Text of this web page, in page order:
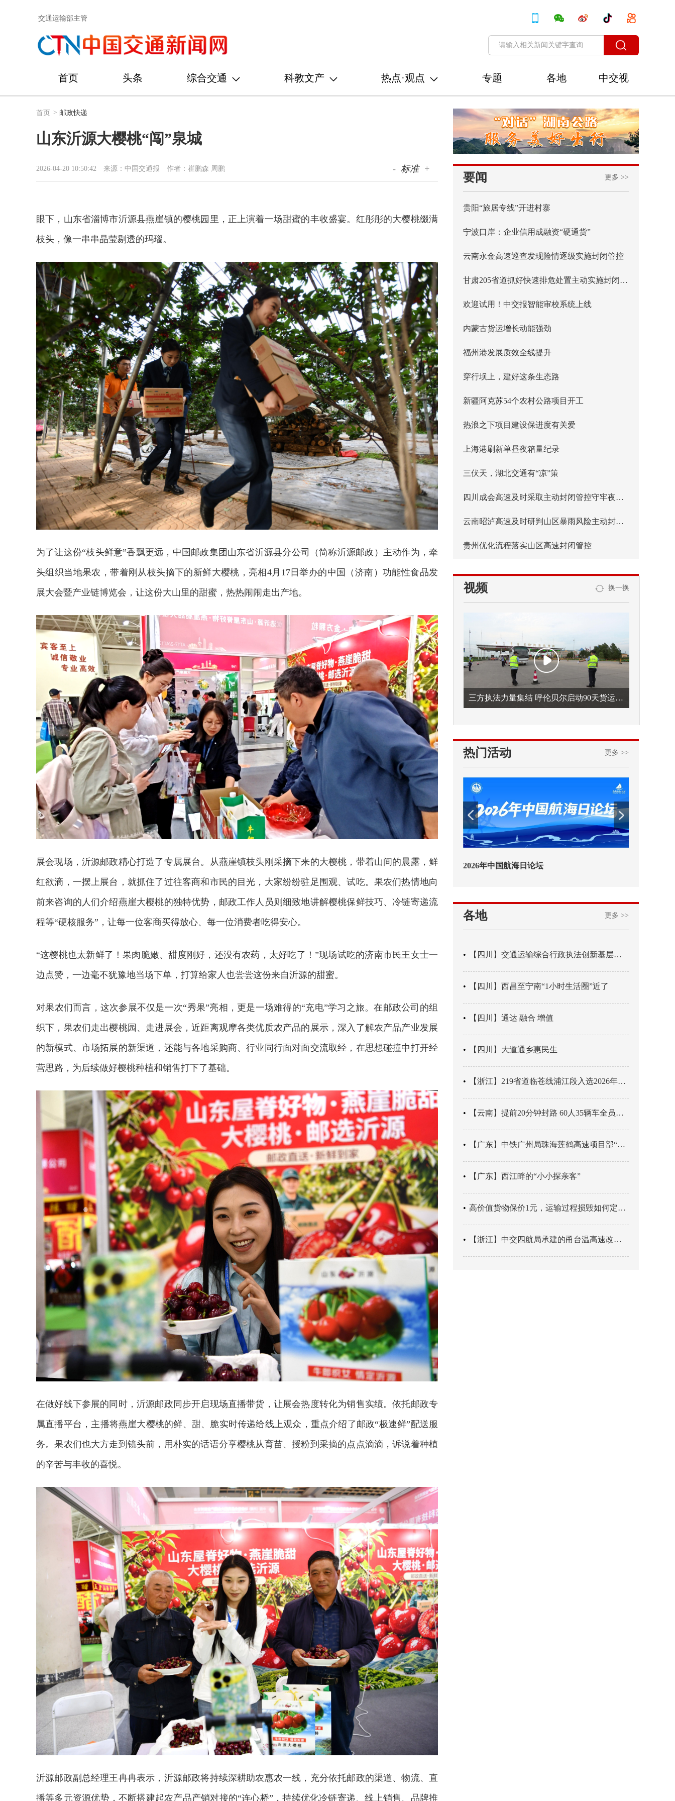
交通运输部主管
首页 头条 综合交通 科教文产 热点·观点 专题 各地
中交视
讯
首页 > 邮政快递
山东沂源大樱桃“闯”泉城
2026-04-20 10:50:42 来源：中国交通报 作者：崔鹏森 周鹏 - 标准 +
眼下，山东省淄博市沂源县燕崖镇的樱桃园里，正上演着一场甜蜜的丰收盛宴。红彤彤的大樱桃缀满
枝头，像一串串晶莹剔透的玛瑙。
为了让这份“枝头鲜意”香飘更远，中国邮政集团山东省沂源县分公司（简称沂源邮政）主动作为，牵
头组织当地果农，带着刚从枝头摘下的新鲜大樱桃，亮相4月17日举办的中国（济南）功能性食品发
展大会暨产业链博览会，让这份大山里的甜蜜，热热闹闹走出产地。
展会现场，沂源邮政精心打造了专属展台。从燕崖镇枝头刚采摘下来的大樱桃，带着山间的晨露，鲜
红欲滴，一摆上展台，就抓住了过往客商和市民的目光，大家纷纷驻足围观、试吃。果农们热情地向
前来咨询的人们介绍燕崖大樱桃的独特优势，邮政工作人员则细致地讲解樱桃保鲜技巧、冷链寄递流
程等“硬核服务”，让每一位客商买得放心、每一位消费者吃得安心。
“这樱桃也太新鲜了！果肉脆嫩、甜度刚好，还没有农药，太好吃了！”现场试吃的济南市民王女士一
边点赞，一边毫不犹豫地当场下单，打算给家人也尝尝这份来自沂源的甜蜜。
对果农们而言，这次参展不仅是一次“秀果”亮相，更是一场难得的“充电”学习之旅。在邮政公司的组
织下，果农们走出樱桃园、走进展会，近距离观摩各类优质农产品的展示，深入了解农产品产业发展
的新模式、市场拓展的新渠道，还能与各地采购商、行业同行面对面交流取经，在思想碰撞中打开经
营思路，为后续做好樱桃种植和销售打下了基础。
在做好线下参展的同时，沂源邮政同步开启现场直播带货，让展会热度转化为销售实绩。依托邮政专
属直播平台，主播将燕崖大樱桃的鲜、甜、脆实时传递给线上观众，重点介绍了邮政“极速鲜”配送服
务。果农们也大方走到镜头前，用朴实的话语分享樱桃从育苗、授粉到采摘的点点滴滴，诉说着种植
的辛苦与丰收的喜悦。
沂源邮政副总经理王冉冉表示，沂源邮政将持续深耕助农惠农一线，充分依托邮政的渠道、物流、直
播等多元资源优势，不断搭建起农产品产销对接的“连心桥”，持续优化冷链寄递、线上销售、品牌推
要闻 更多 >>
贵阳“旅居专线”开进村寨
宁波口岸：企业信用成融资“硬通货”
云南永金高速巡查发现险情逐级实施封闭管控
甘肃205省道抓好快速排危处置主动实施封闭管控
欢迎试用！中交报智能审校系统上线
内蒙古货运增长动能强劲
福州港发展质效全线提升
穿行坝上，建好这条生态路
新疆阿克苏54个农村公路项目开工
热浪之下项目建设保进度有关爱
上海港刷新单昼夜箱量纪录
三伏天，湖北交通有“凉”策
四川成会高速及时采取主动封闭管控守牢夜间安全防线
云南昭泸高速及时研判山区暴雨风险主动封闭管控
贵州优化流程落实山区高速封闭管控
视频 换一换
三方执法力量集结 呼伦贝尔启动90天货运车辆违法专项整治
热门活动 更多 >>
中交报智能审校系统上线 铁路榜样 2026年中国航海日论坛 交通运输执法“我是大队长”主题活动
各地 更多 >>
【四川】交通运输综合行政执法创新基层辖区治理“4+3” 新模式
【四川】西昌至宁南“1小时生活圈”近了
【四川】通达 融合 增值
【四川】大道通乡惠民生
【浙江】219省道临苍线浦江段入选2026年度美丽公路项目展示交流活动名单
【云南】提前20分钟封路 60人35辆车全员平安
【广东】中铁广州局珠海莲鹤高速项目部“靶向施训”筑牢应急处置防线
【广东】西江畔的“小小探亲客”
高价值货物保价1元，运输过程损毁如何定责？
【浙江】中交四航局承建的甬台温高速改扩建工程台州南段TJ06标段恢复双向通行